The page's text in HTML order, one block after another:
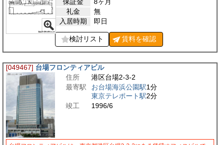
礼金
無
入居時期
即日
検討リスト 賃料を確認
[049467] 台場フロンティアビル
住所
港区台場2-3-2
最寄駅
お台場海浜公園駅1分
東京テレポート駅2分
竣工
1996/6